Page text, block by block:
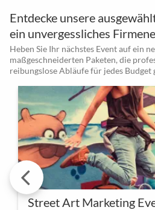
Entdecke unsere
ein unvergessliches
Heben Sie Ihr nächstes Event auf ein
maßgeschneiderten Paketen, die
reibungslose Abläufe für jedes Budget
Street Art Marketing